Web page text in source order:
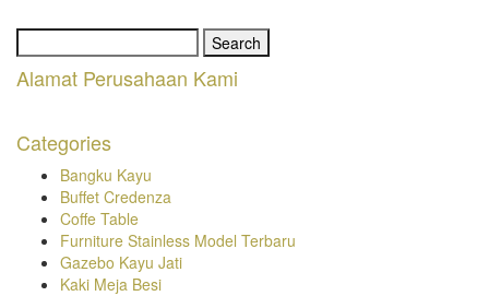
for:
Alamat Perusahaan Kami
Categories
Bangku Kayu
Buffet Credenza
Coffe Table
Furniture Stainless Model Terbaru
Gazebo Kayu Jati
Kaki Meja Besi